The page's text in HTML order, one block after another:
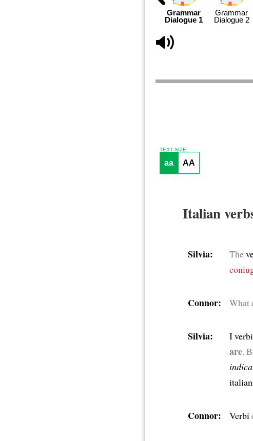
Grammar
Dialogue 1
Grammar
Dialogue 2
TEXT SIZE
aa AA
Italian
Silvia: The
Connor: What
Silvia: I
are.
Connor: Verbi